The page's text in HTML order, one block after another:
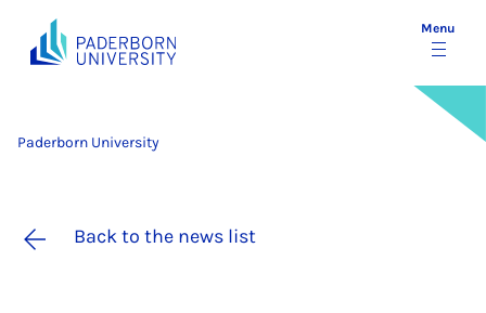
Menu
Paderborn University
Back to the news list